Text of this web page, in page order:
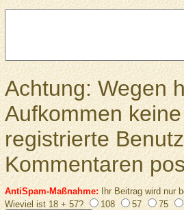
Achtung: Wegen
Aufkommen
registrierte
Kommentaren
AntiSpam-Maßnahme:Ihr Beitrag wird nur
Wieviel ist 18 + 57?
108 57 75